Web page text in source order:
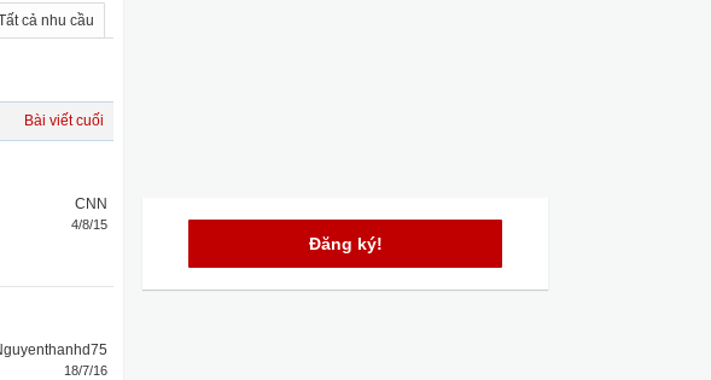
cả nhu cầu
Bài viết cuối
CNN
4/8/15
18/7/16
Đăng ký!